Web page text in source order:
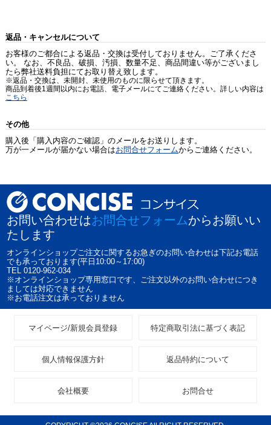
返品・キャンセルについて
お客様のご都合による返品・交換は受付しておりません。ご了承くださ
い。 なお、不良品、破損、汚損、数量不足、商品間違い等がございまし
たら弊社送料負担にてお取り替え致します。
※返品・交換は、未開封、未使用のものに限らせて頂きます。
商品到着後1週間以内にお電話、電子メールにてご連絡ください。詳しい内容は
こちら
その他
購入後「購入内容のご確認」のメールをお送りします。
万が一メールが届かない場合はお問合せフォームからご連絡ください。
お問い合わせはお問合せフォームからお願いい
たします
オンラインショップご注文に関するお急ぎのお問い合わせは下記お電話
でも承っております(平日10:00～17:00)
TEL 0120-962-034
※オンラインショップ専用窓口です、ご注文以外のお問い合わせにつき
ましては対応できません
※お電話注文は承っておりません
マイページ/新規会員登録 特定商取引法に基づく表記
個人情報保護方針 返品特約について
会社概要 お問合せ